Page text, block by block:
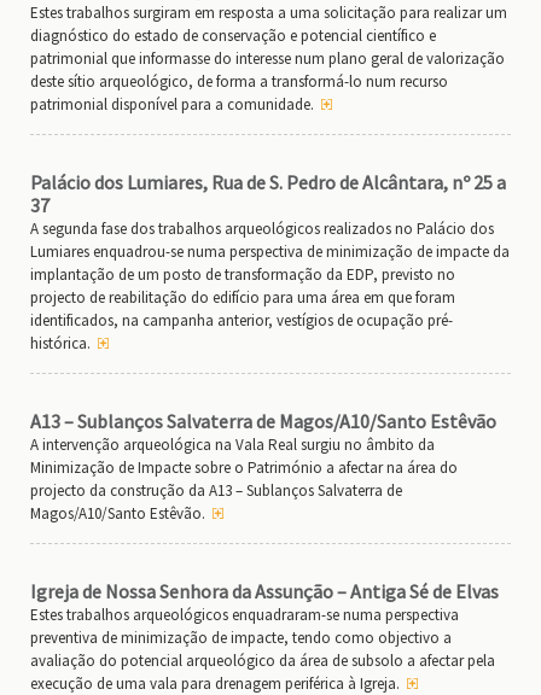
Estes trabalhos surgiram em resposta a uma solicitação para realizar um
diagnóstico do estado de conservação e potencial científico e
patrimonial que informasse do interesse num plano geral de valorização
deste sítio arqueológico, de forma a transformá-lo num recurso
patrimonial disponível para a comunidade.
Palácio dos Lumiares, Rua de S. Pedro de Alcântara, nº 25 a
37
A segunda fase dos trabalhos arqueológicos realizados no Palácio dos
Lumiares enquadrou-se numa perspectiva de minimização de impacte da
implantação de um posto de transformação da EDP, previsto no
projecto de reabilitação do edifício para uma área em que foram
identificados, na campanha anterior, vestígios de ocupação pré-
histórica.
A13 – Sublanços Salvaterra de Magos/A10/Santo Estêvão
A intervenção arqueológica na Vala Real surgiu no âmbito da
Minimização de Impacte sobre o Património a afectar na área do
projecto da construção da A13 – Sublanços Salvaterra de
Magos/A10/Santo Estêvão.
Igreja de Nossa Senhora da Assunção – Antiga Sé de Elvas
Estes trabalhos arqueológicos enquadraram-se numa perspectiva
preventiva de minimização de impacte, tendo como objectivo a
avaliação do potencial arqueológico da área de subsolo a afectar pela
execução de uma vala para drenagem periférica à Igreja.